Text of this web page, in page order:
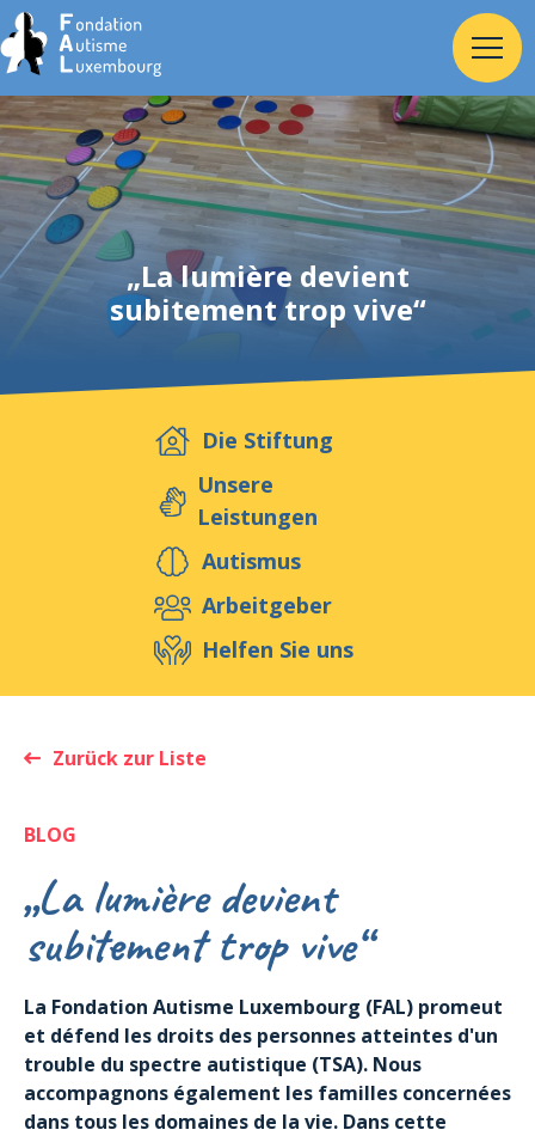
Home
Stiftung
Dienste
Arbeitgeber
Helfen Sie uns
Veranstaltungen Publikationen
„La lumière devient
subitement trop vive“
Die Stiftung
Unsere
Leistungen
Autismus
Arbeitgeber
Helfen Sie uns
Zurück zur Liste
BLOG
„La lumière devient
subitement trop vive“
La Fondation Autisme Luxembourg (FAL) promeut
et défend les droits des personnes atteintes d'un
trouble du spectre autistique (TSA). Nous
accompagnons également les familles concernées
dans tous les domaines de la vie. Dans cette